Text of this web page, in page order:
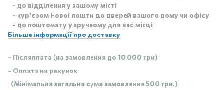
- до відділення у вашому місті
- кур'єром Нової пошти до дверей вашого дому чи офісу
- до поштомату у зручному для вас місці
Більше інформації про доставку
- Післяплата (на замовлення до 10 000 грн)
- Оплата на рахунок
(Мінімальна загальна сума замовлення 500 грн.)